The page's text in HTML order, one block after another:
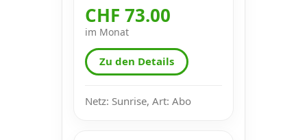
CHF 73.00
im Monat
Zu den Details
Netz: Sunrise, Art: Abo